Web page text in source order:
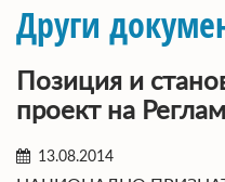
Други
Позиция и
проект на
13.08.2014